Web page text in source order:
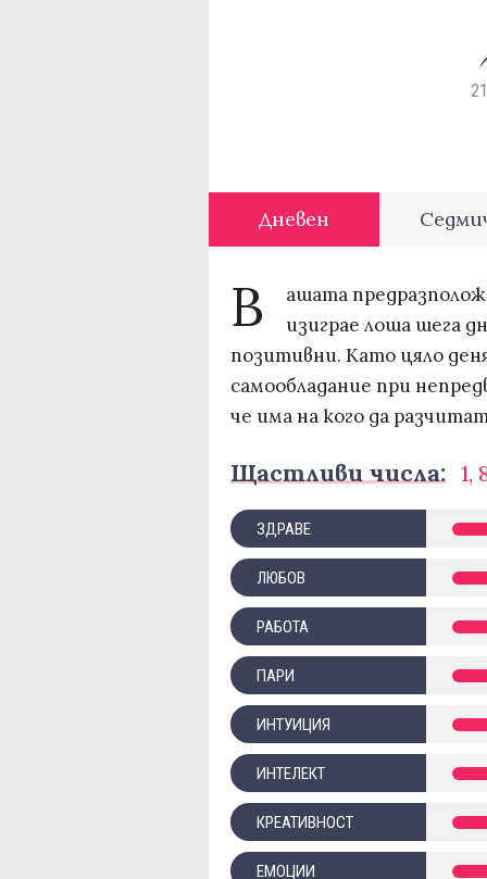
Дневен
В
ашата
изиграе лоша шега
позитивни. Като цяло
самообладание при
че има на кого да
Щастливи числа: 1,
ЗДРАВЕ
ЛЮБОВ
РАБОТА
ПАРИ
ИНТУИЦИЯ
ИНТЕЛЕКТ
КРЕАТИВНОСТ
ЕМОЦИИ